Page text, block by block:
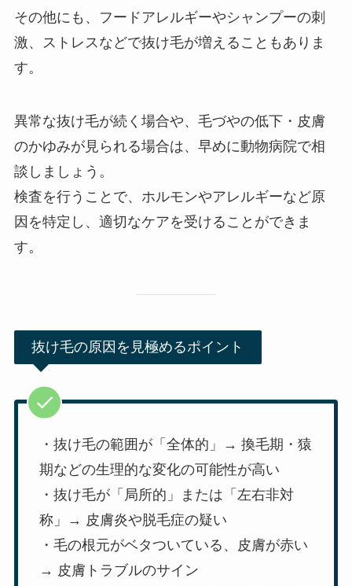
その他にも、フードアレルギーやシャンプーの刺
激、ストレスなどで抜け毛が増えることもありま
す。
異常な抜け毛が続く場合や、毛づやの低下・皮膚
のかゆみが見られる場合は、早めに動物病院で相
談しましょう。
検査を行うことで、ホルモンやアレルギーなど原
因を特定し、適切なケアを受けることができま
す。
抜け毛の原因を見極めるポイント
・抜け毛の範囲が「全体的」→ 換毛期・猿
期などの生理的な変化の可能性が高い
・抜け毛が「局所的」または「左右非対
称」→ 皮膚炎や脱毛症の疑い
・毛の根元がベタついている、皮膚が赤い
→ 皮膚トラブルのサイン